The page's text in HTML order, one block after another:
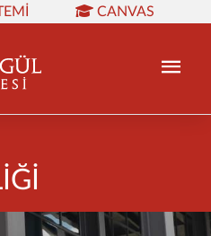
CANVAS
WEB MAIL
EN